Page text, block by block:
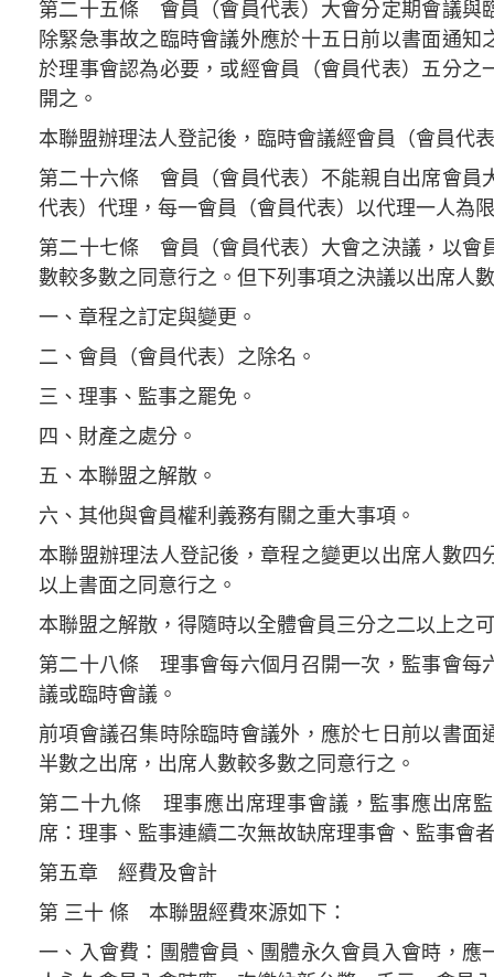
第二十五條 會員（會員代表）大會分定期會議與
除緊急事故之臨時會議外應於十五日前以書面通
於理事會認為必要，或經會員（會員代表）五分
開之。
本聯盟辦理法人登記後，臨時會議經會員（會員代
第二十六條 會員（會員代表）不能親自出席會員
代表）代理，每一會員（會員代表）以代理一人為
第二十七條 會員（會員代表）大會之決議，以會
數較多數之同意行之。但下列事項之決議以出席人
一、章程之訂定與變更。
二、會員（會員代表）之除名。
三、理事、監事之罷免。
四、財產之處分。
五、本聯盟之解散。
六、其他與會員權利義務有關之重大事項。
本聯盟辦理法人登記後，章程之變更以出席人數
以上書面之同意行之。
本聯盟之解散，得隨時以全體會員三分之二以上之
第二十八條 理事會每六個月召開一次，監事會每
議或臨時會議。
前項會議召集時除臨時會議外，應於七日前以書
半數之出席，出席人數較多數之同意行之。
第二十九條 理事應出席理事會議，監事應出席
席：理事、監事連續二次無故缺席理事會、監事會
第五章 經費及會計
第 三十 條 本聯盟經費來源如下：
一、入會費：團體會員、團體永久會員入會時，